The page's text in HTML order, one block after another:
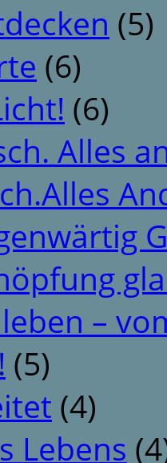
(5)
(6)
(6)
Alles
–
(5)
(4)
Lebens